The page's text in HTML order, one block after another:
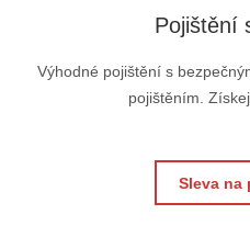
Pojištění
Výhodné pojištění s
pojištěním.
Sleva na